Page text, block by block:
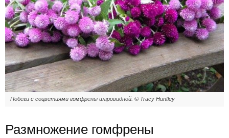
Побеги с соцветиями гомфрены шаровидной. © Tracy Huntley
Размножение гомфрены